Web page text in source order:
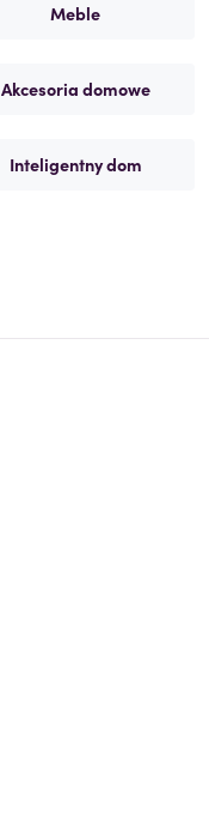
Meble
Akcesoria domowe
Inteligentny dom